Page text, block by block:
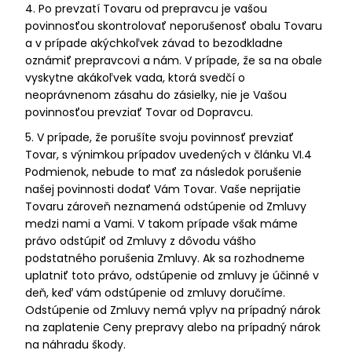
4. Po prevzatí Tovaru od prepravcu je vašou
povinnosťou skontrolovať neporušenosť obalu Tovaru
a v prípade akýchkoľvek závad to bezodkladne
oznámiť prepravcovi a nám. V prípade, že sa na obale
vyskytne akákoľvek vada, ktorá svedčí o
neoprávnenom zásahu do zásielky, nie je Vašou
povinnosťou prevziať Tovar od Dopravcu.
5. V prípade, že porušíte svoju povinnosť prevziať
Tovar, s výnimkou prípadov uvedených v článku VI.4
Podmienok, nebude to mať za následok porušenie
našej povinnosti dodať Vám Tovar. Vaše neprijatie
Tovaru zároveň neznamená odstúpenie od Zmluvy
medzi nami a Vami. V takom prípade však máme
právo odstúpiť od Zmluvy z dôvodu vášho
podstatného porušenia Zmluvy. Ak sa rozhodneme
uplatniť toto právo, odstúpenie od zmluvy je účinné v
deň, keď vám odstúpenie od zmluvy doručíme.
Odstúpenie od Zmluvy nemá vplyv na prípadný nárok
na zaplatenie Ceny prepravy alebo na prípadný nárok
na náhradu škody.